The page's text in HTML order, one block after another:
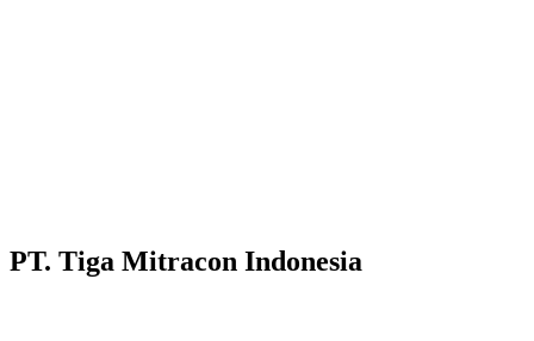
PT. Tiga Mitracon Indonesia